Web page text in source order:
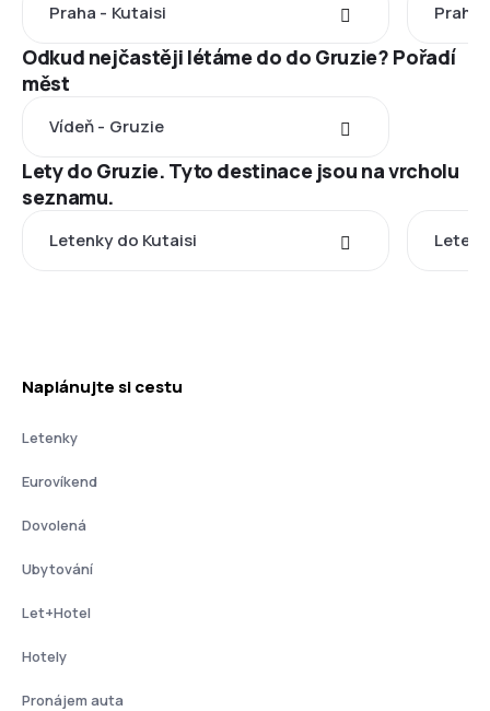
Praha - Kutaisi Praha
Odkud nejčastěji létáme do do Gruzie? Pořadí
měst
Vídeň - Gruzie
Lety do Gruzie. Tyto destinace jsou na vrcholu
seznamu.
Letenky do Kutaisi
Naplánujte si cestu
Letenky
Eurovíkend
Dovolená
Ubytování
Let+Hotel
Hotely
Pronájem auta